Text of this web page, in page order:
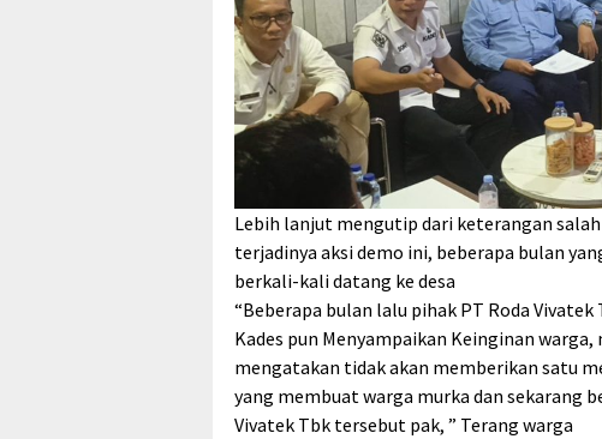
Lebih lanjut mengutip dari keterangan
terjadinya aksi demo ini, beberapa bulan
berkali-kali datang ke desa
“Beberapa bulan lalu pihak PT Roda
Kades pun Menyampaikan Keinginan
mengatakan tidak akan memberikan satu
yang membuat warga murka dan sekarang
Vivatek Tbk tersebut pak, ” Terang warga